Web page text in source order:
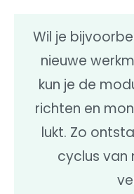
Wil je
nieuwe
kun je de
richten en
lukt. Zo
cyclus van